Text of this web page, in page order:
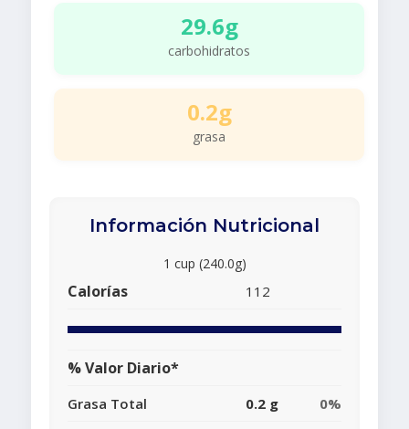
29.6g
carbohidratos
0.2g
grasa
Información Nutricional
1 cup (240.0g)
Calorías 112
% Valor Diario*
Grasa Total 0.2 g
0%